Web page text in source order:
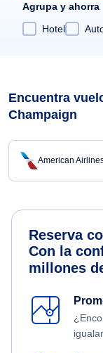
Agrupa y ahorra
Hotel
Encuentra
Champaign
American
Reserva
Con la
millones